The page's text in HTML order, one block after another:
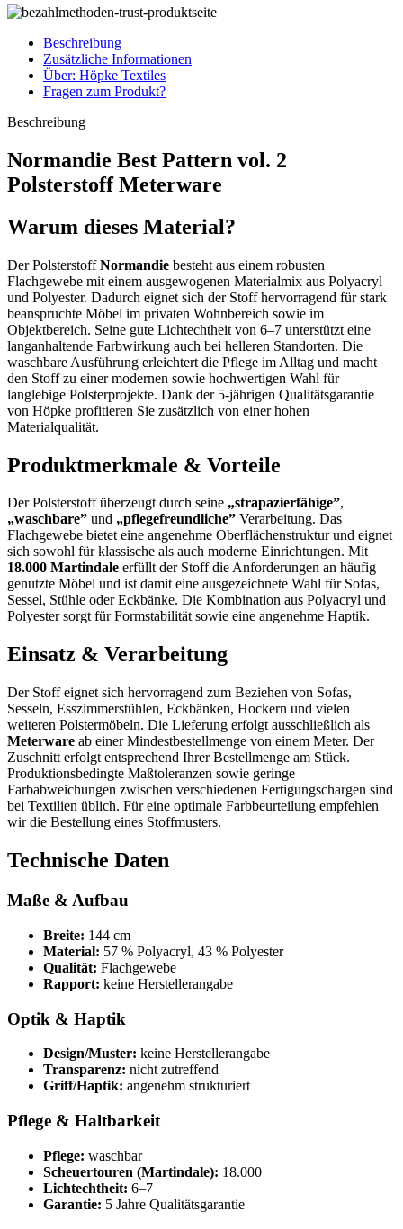
Beschreibung
Zusätzliche Informationen
Über: Höpke Textiles
Fragen zum Produkt?
Beschreibung
Normandie Best Pattern vol. 2
Polsterstoff Meterware
Warum dieses Material?
Der PolsterstoffNormandie besteht aus einem robusten
Flachgewebe mit einem ausgewogenen Materialmix aus Polyacryl
und Polyester. Dadurch eignet sich der Stoff hervorragend für stark
beanspruchte Möbel im privaten Wohnbereich sowie im
Objektbereich. Seine gute Lichtechtheit von 6–7 unterstützt eine
langanhaltende Farbwirkung auch bei helleren Standorten. Die
waschbare Ausführung erleichtert die Pflege im Alltag und macht
den Stoff zu einer modernen sowie hochwertigen Wahl für
langlebige Polsterprojekte. Dank der 5-jährigen Qualitätsgarantie
von Höpke profitieren Sie zusätzlich von einer hohen
Materialqualität.
Produktmerkmale & Vorteile
Der Polsterstoff überzeugt durch seine „strapazierfähige”,
„waschbare” und „pflegefreundliche” Verarbeitung. Das
Flachgewebe bietet eine angenehme Oberflächenstruktur und eignet
sich sowohl für klassische als auch moderne Einrichtungen. Mit
18.000 Martindale erfüllt der Stoff die Anforderungen an häufig
genutzte Möbel und ist damit eine ausgezeichnete Wahl für Sofas,
Sessel, Stühle oder Eckbänke. Die Kombination aus Polyacryl und
Polyester sorgt für Formstabilität sowie eine angenehme Haptik.
Einsatz & Verarbeitung
Der Stoff eignet sich hervorragend zum Beziehen von Sofas,
Sesseln, Esszimmerstühlen, Eckbänken, Hockern und vielen
weiteren Polstermöbeln. Die Lieferung erfolgt ausschließlich als
Meterware ab einer Mindestbestellmenge von einem Meter. Der
Zuschnitt erfolgt entsprechend Ihrer Bestellmenge am Stück.
Produktionsbedingte Maßtoleranzen sowie geringe
Farbabweichungen zwischen verschiedenen Fertigungschargen sind
bei Textilien üblich. Für eine optimale Farbbeurteilung empfehlen
wir die Bestellung eines Stoffmusters.
Technische Daten
Maße & Aufbau
Breite: 144 cm
Material: 57 % Polyacryl, 43 % Polyester
Qualität: Flachgewebe
Rapport: keine Herstellerangabe
Optik & Haptik
Design/Muster: keine Herstellerangabe
Transparenz: nicht zutreffend
Griff/Haptik: angenehm strukturiert
Pflege & Haltbarkeit
Pflege: waschbar
Scheuertouren (Martindale): 18.000
Lichtechtheit: 6–7
Garantie: 5 Jahre Qualitätsgarantie